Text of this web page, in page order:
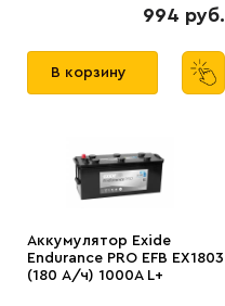
994 руб.
В корзину
Аккумулятор Exide
Endurance PRO EFB EX1803
(180 А/ч) 1000А L+